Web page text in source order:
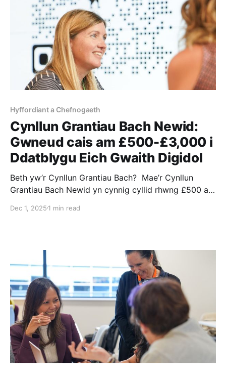
Hyffordiant a Chefnogaeth
Cynllun Grantiau Bach Newid:
Gwneud cais am £500-£3,000 i
Ddatblygu Eich Gwaith Digidol
Beth yw’r Cynllun Grantiau Bach? Mae’r Cynllun
Grantiau Bach Newid yn cynnig cyllid rhwng £500 a
y cam nesaf yn eu taith ddigidol. Ar hyn o bryd, mae’r
Dec 1, 2025 1 min read